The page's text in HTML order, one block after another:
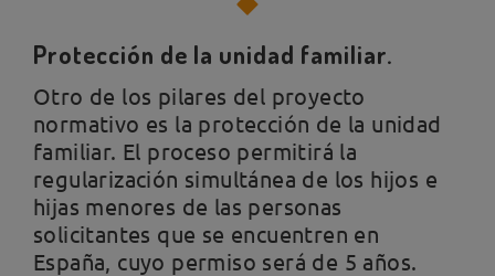
Protección de la unidad familiar.
Otro de los pilares del proyecto
normativo es la protección de la unidad
familiar. El proceso permitirá la
regularización simultánea de los hijos e
hijas menores de las personas
solicitantes que se encuentren en
España, cuyo permiso será de 5 años.